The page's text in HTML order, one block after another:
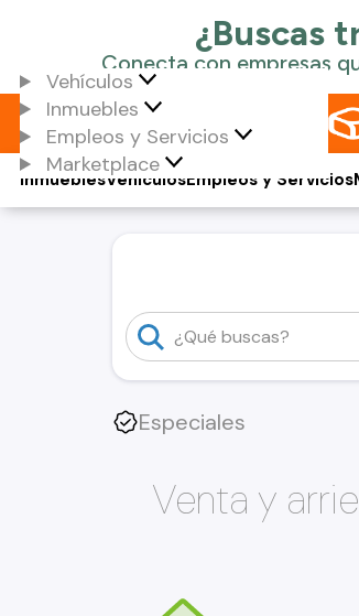
Vehículos
Inmuebles
Empleos y Servicios
Marketplace
Vehículos
Inmuebles Empleos y Servicios
Especiales
Venta y